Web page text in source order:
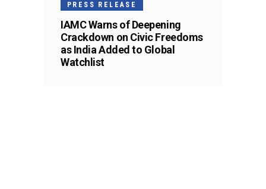
PRESS RELEASE
IAMC Warns of Deepening
Crackdown on Civic Freedoms
as India Added to Global
Watchlist